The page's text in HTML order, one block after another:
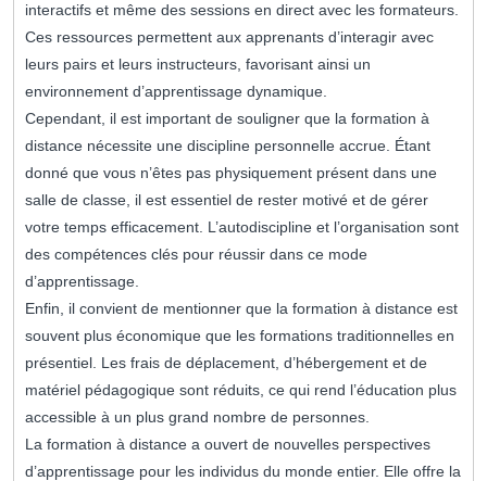
interactifs et même des sessions en direct avec les formateurs.
Ces ressources permettent aux apprenants d’interagir avec
leurs pairs et leurs instructeurs, favorisant ainsi un
environnement d’apprentissage dynamique.
Cependant, il est important de souligner que la formation à
distance nécessite une discipline personnelle accrue. Étant
donné que vous n’êtes pas physiquement présent dans une
salle de classe, il est essentiel de rester motivé et de gérer
votre temps efficacement. L’autodiscipline et l’organisation sont
des compétences clés pour réussir dans ce mode
d’apprentissage.
Enfin, il convient de mentionner que la formation à distance est
souvent plus économique que les formations traditionnelles en
présentiel. Les frais de déplacement, d’hébergement et de
matériel pédagogique sont réduits, ce qui rend l’éducation plus
accessible à un plus grand nombre de personnes.
La formation à distance a ouvert de nouvelles perspectives
d’apprentissage pour les individus du monde entier. Elle offre la